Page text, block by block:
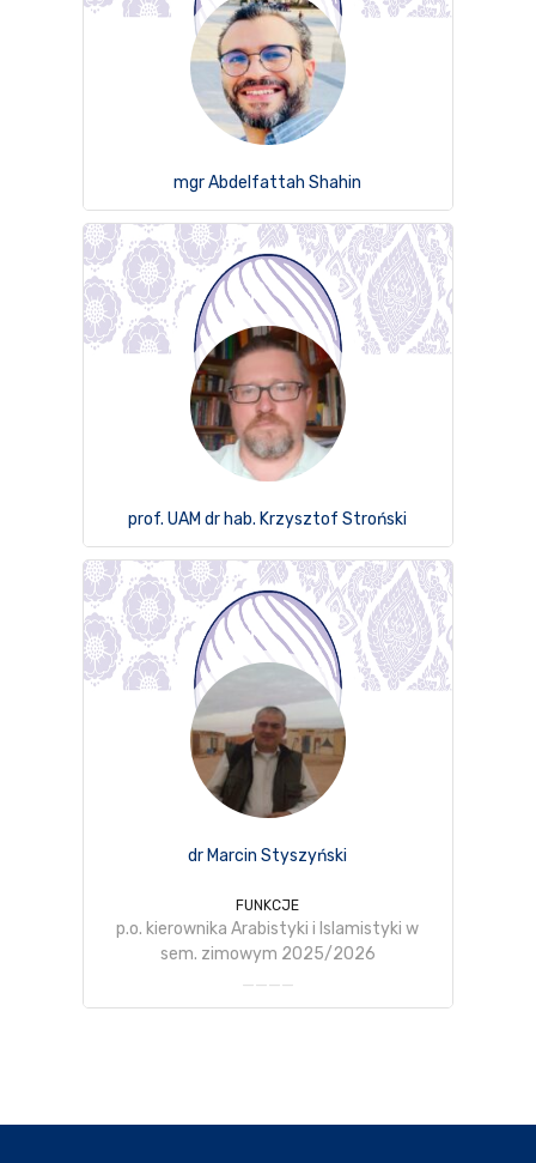
mgr Abdelfattah Shahin
prof. UAM dr hab. Krzysztof Stroński
dr Marcin Styszyński
FUNKCJE
p.o. kierownika Arabistyki i Islamistyki w
sem. zimowym 2025/2026